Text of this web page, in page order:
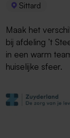
Sittard
Maak het
bij afdeling ’t
in een warm
huiselijke sfeer.